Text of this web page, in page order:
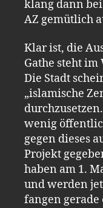
klang dann
AZ gemütlich
Klar ist, die
Gathe steht
Die Stadt
„islamische
wenig
gegen dieses
Projekt
haben am 1.
und werden
fangen gerade